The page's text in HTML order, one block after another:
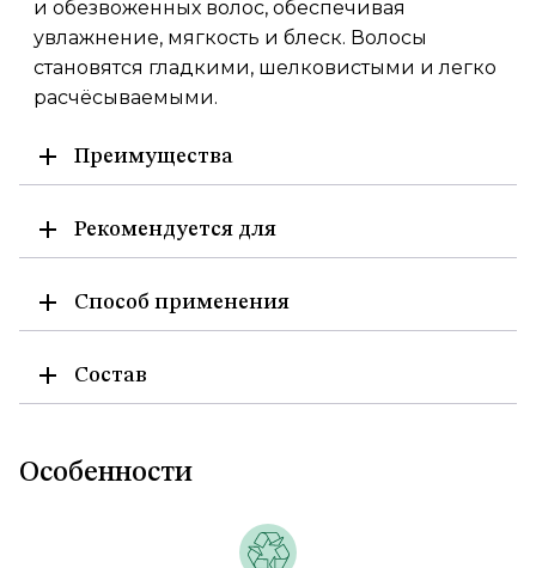
и обезвоженных волос, обеспечивая
увлажнение, мягкость и блеск. Волосы
становятся гладкими, шелковистыми и легко
расчёсываемыми.
Преимущества
Рекомендуется для
Способ применения
Состав
Особенности